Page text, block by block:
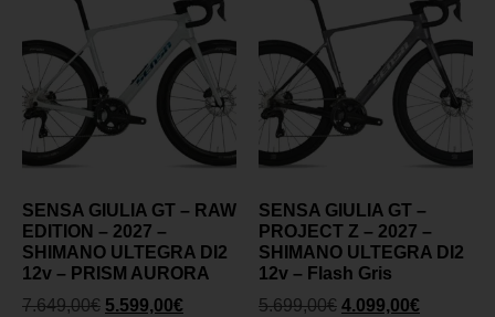
SENSA GIULIA GT – RAW
EDITION – 2027 –
SHIMANO ULTEGRA DI2
12v – PRISM AURORA
7.649,00€ 5.599,00€
SENSA GIULIA GT –
PROJECT Z – 2027 –
SHIMANO ULTEGRA DI2
12v – Flash Gris
5.699,00€ 4.099,00€